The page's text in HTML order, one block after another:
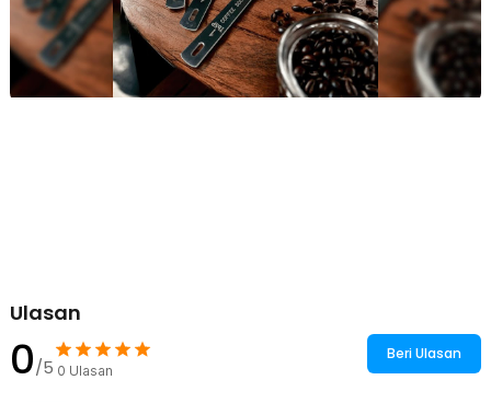
Ulasan
0/5 0 Ulasan
Beri Ulasan